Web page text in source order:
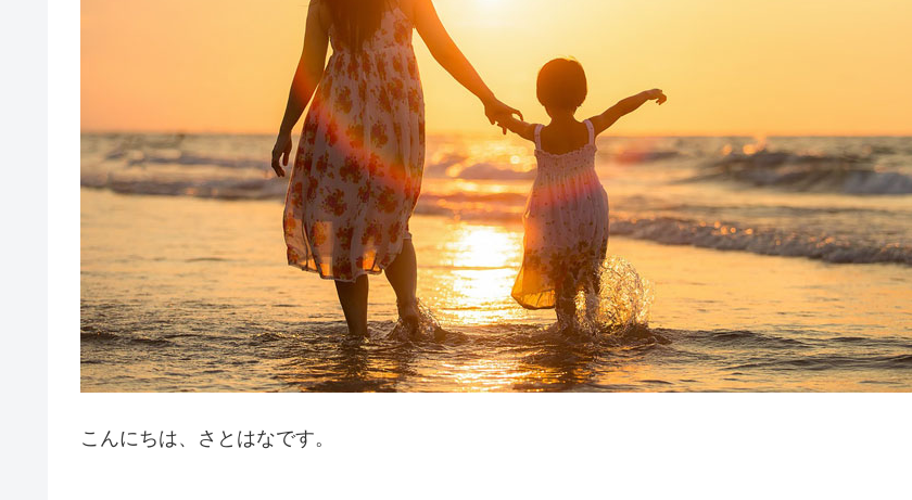
こんにちは、さとはなです。